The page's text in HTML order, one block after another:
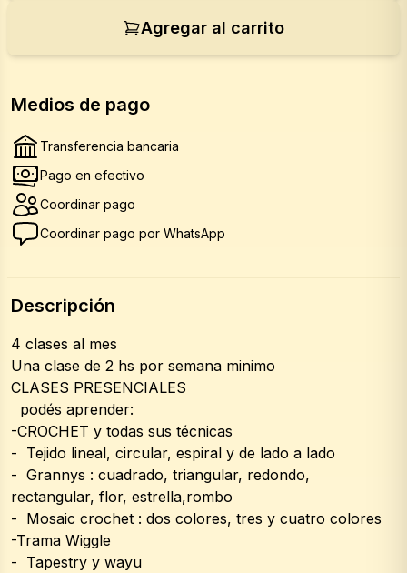
Agregar al carrito
Medios de pago
Transferencia bancaria
Pago en efectivo
Coordinar pago
Coordinar pago por WhatsApp
Descripción
4 clases al mes
Una clase de 2 hs por semana minimo
CLASES PRESENCIALES
podés aprender:
-CROCHET y todas sus técnicas
-  Tejido lineal, circular, espiral y de lado a lado
-  Grannys : cuadrado, triangular, redondo,
rectangular, flor, estrella,rombo
-  Mosaic crochet : dos colores, tres y cuatro colores
-Trama Wiggle
-  Tapestry y wayu